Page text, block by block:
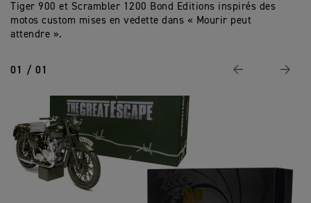
Tiger 900 et Scrambler 1200 Bond Editions inspirés des
motos custom mises en vedette dans « Mourir peut
attendre ».
01 / 01 Page Précédente